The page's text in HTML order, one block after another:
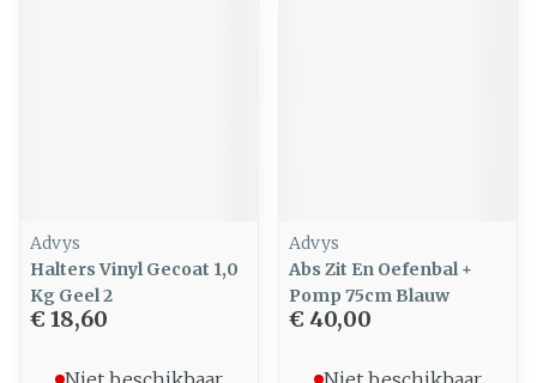
Advys
Halters Vinyl Gecoat 1,0
Kg Geel 2
€ 18,60
Advys
Abs Zit En Oefenbal +
Pomp 75cm Blauw
€ 40,00